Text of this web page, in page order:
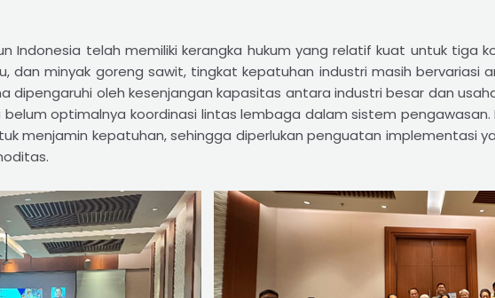
Indonesia telah memiliki kerangka hukum yang relatif kuat untuk tiga
dan minyak goreng sawit, tingkat kepatuhan industri masih bervariasi
dipengaruhi oleh kesenjangan kapasitas antara industri besar dan
optimalnya koordinasi lintas lembaga dalam sistem pengawasan.
menjamin kepatuhan, sehingga diperlukan penguatan implementasi